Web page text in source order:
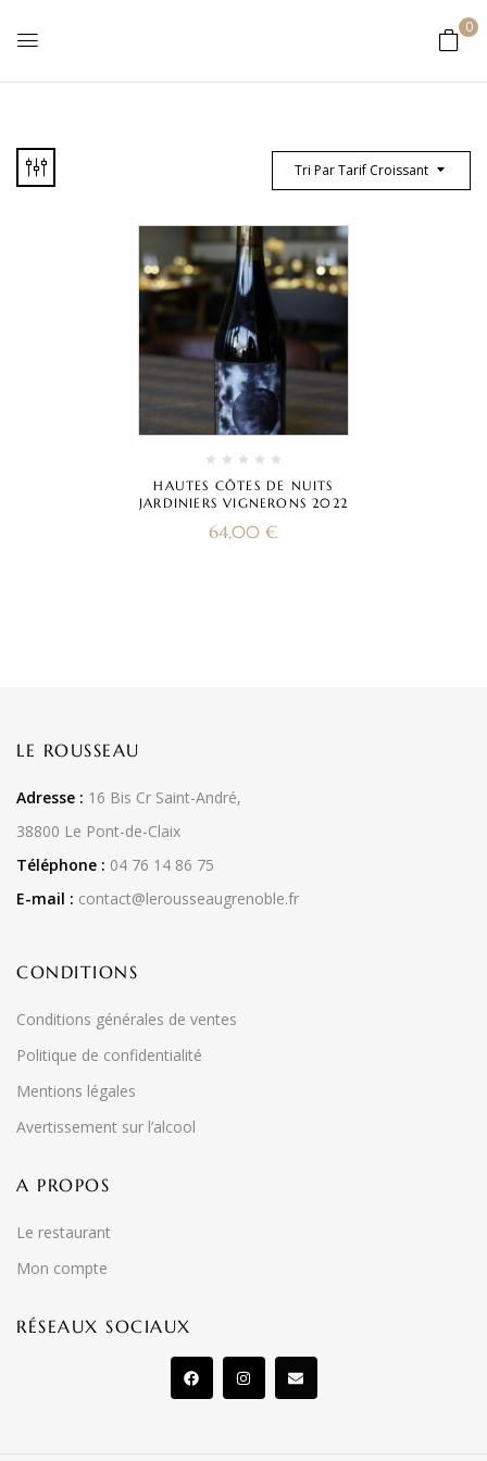
0
Tri Par Tarif Croissant
HAUTES CÔTES DE NUITS
JARDINIERS VIGNERONS 2022
64,00 €
LE ROUSSEAU
Adresse : 16 Bis Cr Saint-André,
38800 Le Pont-de-Claix
Téléphone : 04 76 14 86 75
E-mail : contact@lerousseaugrenoble.fr
CONDITIONS
Conditions générales de ventes
Politique de confidentialité
Mentions légales
Avertissement sur l’alcool
A PROPOS
Le restaurant
Mon compte
RÉSEAUX SOCIAUX